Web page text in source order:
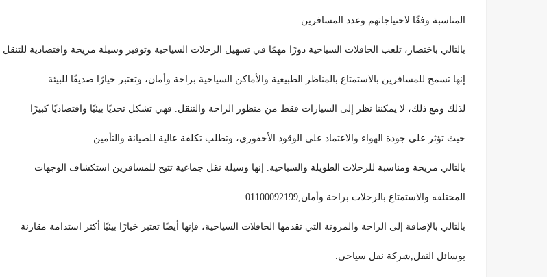
المناسبة وفقًا لاحتياجاتهم وعدد المسافرين.
بالتالي باختصار، تلعب الحافلات السياحية دورًا مهمًا في تسهيل الرحلات السياحية وتوفير وسيلة مريحة واقتصادية للتنقل
إنها تسمح للمسافرين بالاستمتاع بالمناظر الطبيعية والأماكن السياحية براحة وأمان، وتعتبر خيارًا صديقًا للبيئة.
لذلك ومع ذلك، لا يمكننا نظر إلى السيارات فقط من منظور الراحة والتنقل. فهي تشكل تحديًا بيئيًا واقتصاديًا كبيرًا
حيث تؤثر على جودة الهواء والاعتماد على الوقود الأحفوري، وتطلب تكلفة عالية للصيانة والتأمين
بالتالي مريحة ومناسبة للرحلات الطويلة والسياحية. إنها وسيلة نقل جماعية تتيح للمسافرين استكشاف الوجهات
المختلفه والاستمتاع بالرحلات براحة وأمان,01100092199.
بالتالي بالإضافة إلى الراحة والمرونة التي تقدمها الحافلات السياحية، فإنها أيضًا تعتبر خيارًا بيئيًا أكثر استدامة مقارنة
بوسائل النقل,شركة نقل سياحى.